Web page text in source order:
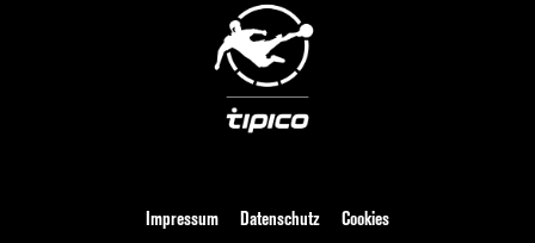
Impressum Datenschutz
Cookies